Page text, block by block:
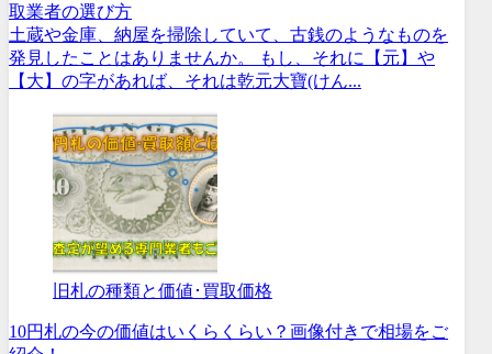
取業者の選び方
土蔵や金庫、納屋を掃除していて、古銭のようなものを
発見したことはありませんか。 もし、それに【元】や
【大】の字があれば、それは乾元大寶(けん...
旧札の種類と価値･買取価格
10円札の今の価値はいくらくらい？画像付きで相場をご